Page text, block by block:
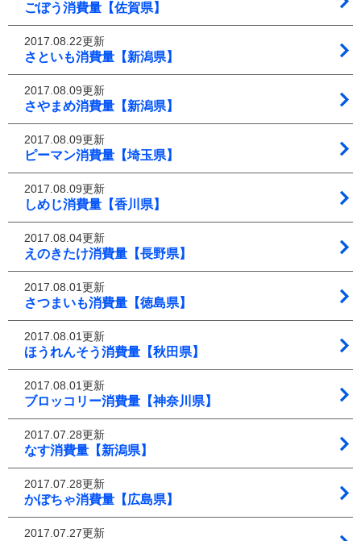
ごぼう消費量【佐賀県】
2017.08.22更新
さといも消費量【新潟県】
2017.08.09更新
さやまめ消費量【新潟県】
2017.08.09更新
ピーマン消費量【埼玉県】
2017.08.09更新
しめじ消費量【香川県】
2017.08.04更新
えのきたけ消費量【長野県】
2017.08.01更新
さつまいも消費量【徳島県】
2017.08.01更新
ほうれんそう消費量【秋田県】
2017.08.01更新
ブロッコリー消費量【神奈川県】
2017.07.28更新
なす消費量【新潟県】
2017.07.28更新
かぼちゃ消費量【広島県】
2017.07.27更新